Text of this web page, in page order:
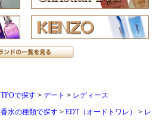
TPOで探す デート
レディース
香水の種類で探す EDT（オードトワレ）
レ